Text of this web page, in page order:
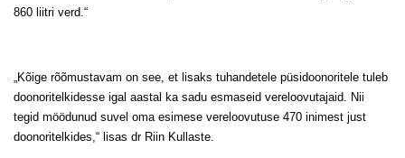
860 liitri verd.“
„Kõige rõõmustavam on see, et lisaks tuhandetele püsidoonoritele tuleb
doonoritelkidesse igal aastal ka sadu esmaseid vereloovutajaid. Nii
tegid möödunud suvel oma esimese vereloovutuse 470 inimest just
doonoritelkides,“ lisas dr Riin Kullaste.